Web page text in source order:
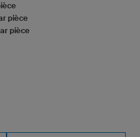
pièce
pièce